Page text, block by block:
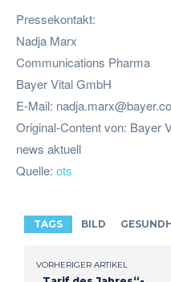
Pressekontakt:
Nadja Marx
Communications Pharma
Bayer Vital GmbH
E-Mail:
Original-Content von: Bayer
news aktuell
Quelle: ots
TAGS BILD
VORHERIGER ARTIKEL